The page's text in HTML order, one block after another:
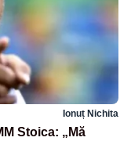
Ionuț Nichita
Stoica: „Mă